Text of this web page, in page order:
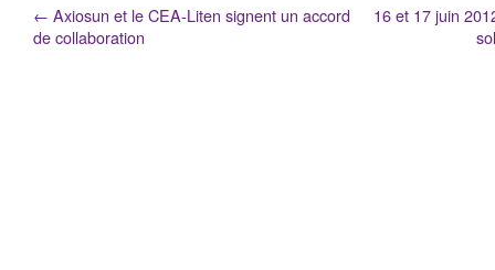
← Axiosun et le CEA‐Liten signent un accord
de collaboration
16 et 17 juin